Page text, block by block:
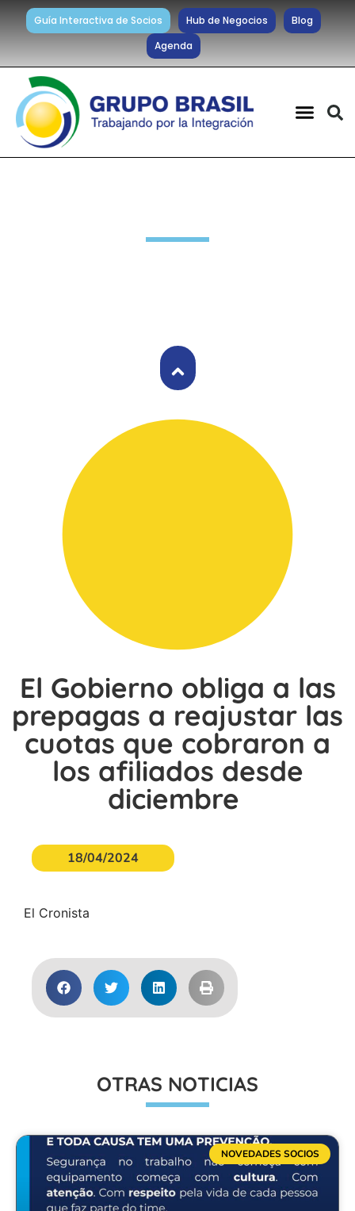
Guía Interactiva de Socios Hub de Negocios
Blog
Agenda
El Gobierno obliga a las
prepagas a reajustar las
cuotas que cobraron a
los afiliados desde
diciembre
18/04/2024
El Cronista
OTRAS NOTICIAS
NOVEDADES SOCIOS